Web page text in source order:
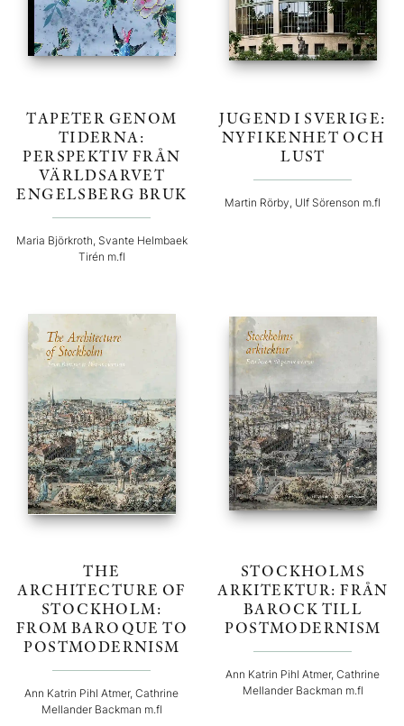
TAPETER GENOM
TIDERNA:
PERSPEKTIV FRÅN
VÄRLDSARVET
ENGELSBERG BRUK
Maria Björkroth, Svante Helmbaek
Tirén m.fl
JUGEND I SVERIGE:
NYFIKENHET OCH
LUST
Martin Rörby, Ulf Sörenson m.fl
THE
ARCHITECTURE OF
STOCKHOLM:
FROM BAROQUE TO
POSTMODERNISM
Ann Katrin Pihl Atmer, Cathrine
Mellander Backman m.fl
STOCKHOLMS
ARKITEKTUR: FRÅN
BAROCK TILL
POSTMODERNISM
Ann Katrin Pihl Atmer, Cathrine
Mellander Backman m.fl